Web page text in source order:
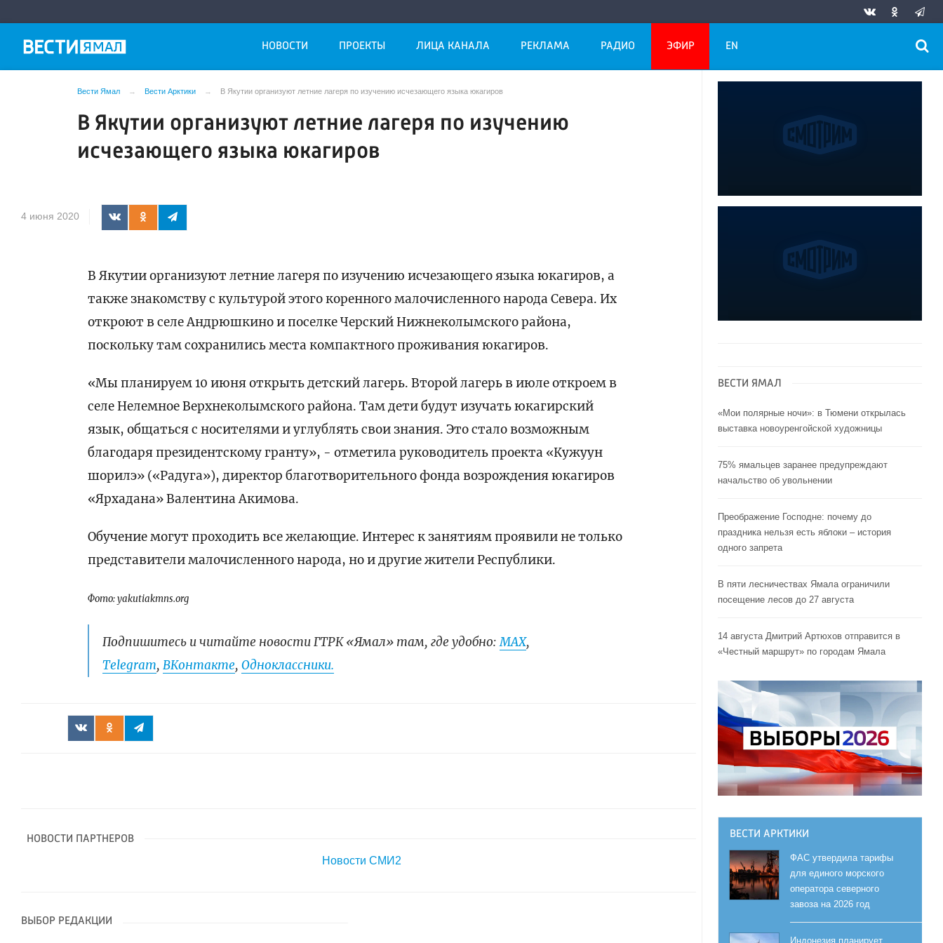
НОВОСТИ ПРОЕКТЫ ЛИЦА КАНАЛА РЕКЛАМА РАДИО ЭФИР EN
Вести Ямал Вести Арктики В Якутии организуют летние лагеря по изучению исчезающего языка юкагиров
В Якутии организуют летние лагеря по изучению
исчезающего языка юкагиров
4 июня 2020
В Якутии организуют летние лагеря по изучению исчезающего языка юкагиров, а
также знакомству с культурой этого коренного малочисленного народа Севера. Их
откроют в селе Андрюшкино и поселке Черский Нижнеколымского района,
поскольку там сохранились места компактного проживания юкагиров.
«Мы планируем 10 июня открыть детский лагерь. Второй лагерь в июле откроем в
селе Нелемное Верхнеколымского района. Там дети будут изучать юкагирский
язык, общаться с носителями и углублять свои знания. Это стало возможным
благодаря президентскому гранту», - отметила руководитель проекта «Кужуун
шорилэ» («Радуга»), директор благотворительного фонда возрождения юкагиров
«Ярхадана» Валентина Акимова.
Обучение могут проходить все желающие. Интерес к занятиям проявили не только
представители малочисленного народа, но и другие жители Республики.
Фото: yakutiakmns.org
Подпишитесь и читайте новости ГТРК «Ямал» там, где удобно:МАХ,
Telegram,ВКонтакте,Одноклассники.
НОВОСТИ ПАРТНЕРОВ
Новости СМИ2
ВЫБОР РЕДАКЦИИ
ВЕСТИ ЯМАЛ
«Мои полярные ночи»: в Тюмени открылась
выставка новоуренгойской художницы
75% ямальцев заранее предупреждают
начальство об увольнении
Преображение Господне: почему до
праздника нельзя есть яблоки – история
одного запрета
В пяти лесничествах Ямала ограничили
посещение лесов до 27 августа
14 августа Дмитрий Артюхов отправится в
«Честный маршрут» по городам Ямала
ВЕСТИ АРКТИКИ
ФАС утвердила тарифы
для единого морского
оператора северного
завоза на 2026 год
Индонезия планирует